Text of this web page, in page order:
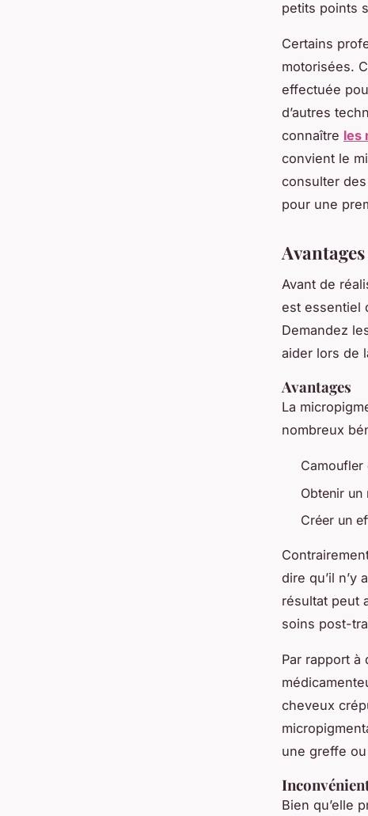
petits points
Certains
motorisées.
effectuée
d’autres
connaître les
convient le
consulter
pour une
Avant de
est essentiel
Demandez
aider lors de
Avantages
La
nombreux
Camoufler
Obtenir un
Créer un
dire qu’il
résultat peut
soins post-
Par rapport à
cheveux
une greffe
Bien qu’elle